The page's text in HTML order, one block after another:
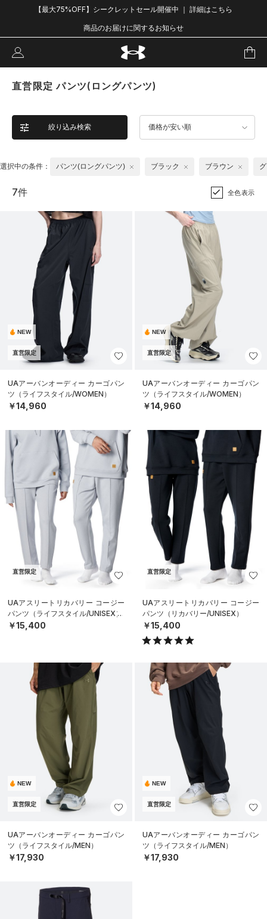
【最大75%OFF】シークレットセール開催中 ｜ 詳細はこちら
商品のお届けに関するお知らせ
直営限定 パンツ(ロングパンツ)
絞り込み検索 価格が安い順
選択中の条件： パンツ(ロングパンツ) ブラック ブラウン
7件 全色表示
NEW
直営限定
UAアーバンオーディー カーゴパン
ツ（ライフスタイル/WOMEN）
￥14,960
NEW
直営限定
UAアーバンオーディー カーゴパン
ツ（ライフスタイル/WOMEN）
￥14,960
直営限定
UAアスリートリカバリー コージー
パンツ（ライフスタイル/UNISEX）
￥15,400
直営限定
UAアスリートリカバリー コージー
パンツ（リカバリー/UNISEX）
￥15,400
NEW
直営限定
UAアーバンオーディー カーゴパン
ツ（ライフスタイル/MEN）
￥17,930
NEW
直営限定
UAアーバンオーディー カーゴパン
ツ（ライフスタイル/MEN）
￥17,930